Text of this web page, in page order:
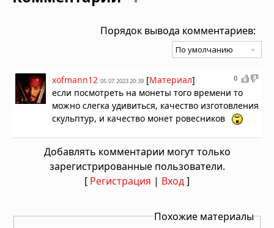
Порядок вывода комментариев:
0
xofmann12 05.07.2023 20:39 [Материал]
если посмотреть на монеты того времени то
можно слегка удивиться, качество изготовления
скульптур, и качество монет ровесников
Добавлять комментарии могут только
зарегистрированные пользователи.
[ Регистрация | Вход]
Похожие материалы